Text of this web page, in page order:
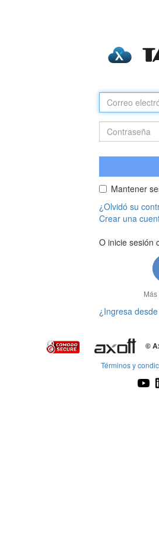
Mantener
¿Olvidó su
Crear una
O inicie sesión
¿Ingresa
©
Términos y